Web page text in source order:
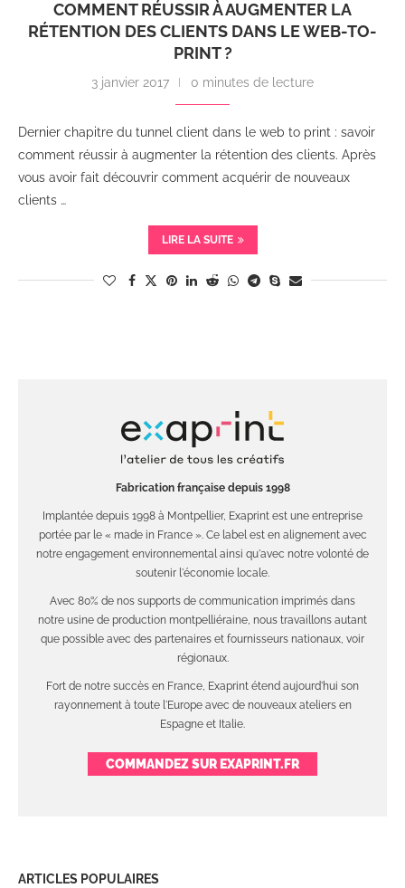
COMMENT RÉUSSIR À AUGMENTER LA
RÉTENTION DES CLIENTS DANS LE WEB-TO-
PRINT ?
3 janvier 2017 0 minutes de lecture
Dernier chapitre du tunnel client dans le web to print : savoir
comment réussir à augmenter la rétention des clients. Après
vous avoir fait découvrir comment acquérir de nouveaux
clients …
LIRE LA SUITE
Fabrication française depuis 1998
Implantée depuis 1998 à Montpellier, Exaprint est une entreprise
portée par le « made in France ». Ce label est en alignement avec
notre engagement environnemental ainsi qu'avec notre volonté de
soutenir l'économie locale.
Avec 80% de nos supports de communication imprimés dans
notre usine de production montpelliéraine, nous travaillons autant
que possible avec des partenaires et fournisseurs nationaux, voir
régionaux.
Fort de notre succès en France, Exaprint étend aujourd'hui son
rayonnement à toute l'Europe avec de nouveaux ateliers en
Espagne et Italie.
COMMANDEZ SUR EXAPRINT.FR
ARTICLES POPULAIRES